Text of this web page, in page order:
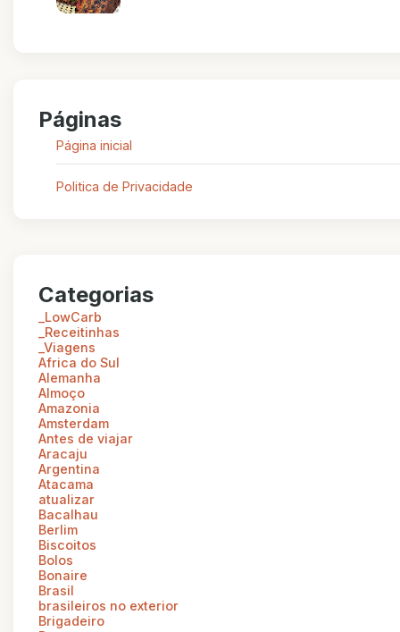
Páginas
Página inicial
Politica de Privacidade
Categorias
_LowCarb
_Receitinhas
_Viagens
Africa do Sul
Alemanha
Almoço
Amazonia
Amsterdam
Antes de viajar
Aracaju
Argentina
Atacama
atualizar
Bacalhau
Berlim
Biscoitos
Bolos
Bonaire
Brasil
brasileiros no exterior
Brigadeiro